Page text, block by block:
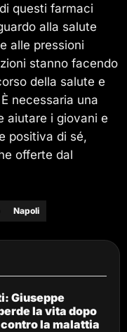
questi farmaci
alla salute
alle pressioni
stanno facendo
della salute e
necessaria una
aiutare i giovani e
positiva di sé,
offerte dal
Napoli
Giuseppe
la vita dopo
la malattia